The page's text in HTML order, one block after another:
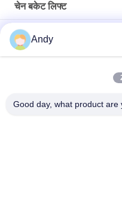
चेन बकेट लिफ्ट
ग्रेन्यूल पैकिंग मशीन के लिए पूरी तरह
304 स्टेनलेस स्टील Z बाल्टी लिफ्ट
कस्टमाइज करने योग्य NE 2.5-
Andy
Good day, what product are